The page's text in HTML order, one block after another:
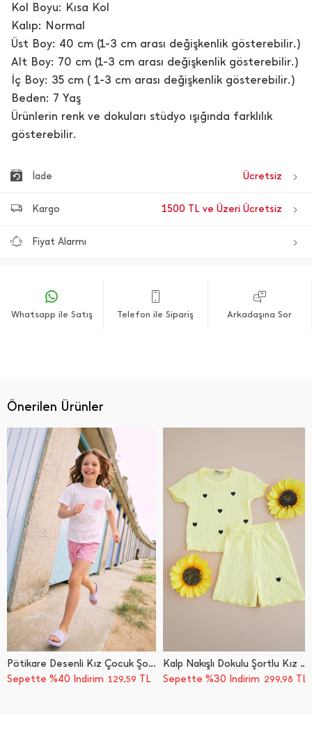
Kol Boyu: Kısa Kol
Kalıp: Normal
Üst Boy: 40 cm (1-3 cm arası değişkenlik gösterebilir.)
Alt Boy: 70 cm (1-3 cm arası değişkenlik gösterebilir.)
İç Boy: 35 cm ( 1-3 cm arası değişkenlik gösterebilir.)
Beden: 7 Yaş
Ürünlerin renk ve dokuları stüdyo ışığında farklılık
gösterebilir.
İade Ücretsiz
Kargo 1500 TL ve Üzeri Ücretsiz
Fiyat Alarmı
Whatsapp ile Satış Telefon ile Sipariş Arkadaşına Sor
Önerilen Ürünler
Pötikare Desenli Kız Çocuk Şortlu Takım
Sepette %40 İndirim 129,59 TL
Kalp Nakışlı Dokulu Şortlu Kız Çocuk 2 Li Takım
Sepette %30 İndirim 299,98 TL